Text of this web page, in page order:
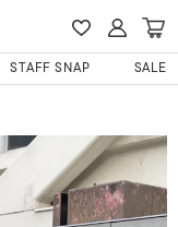
STAFF SNAP SALE